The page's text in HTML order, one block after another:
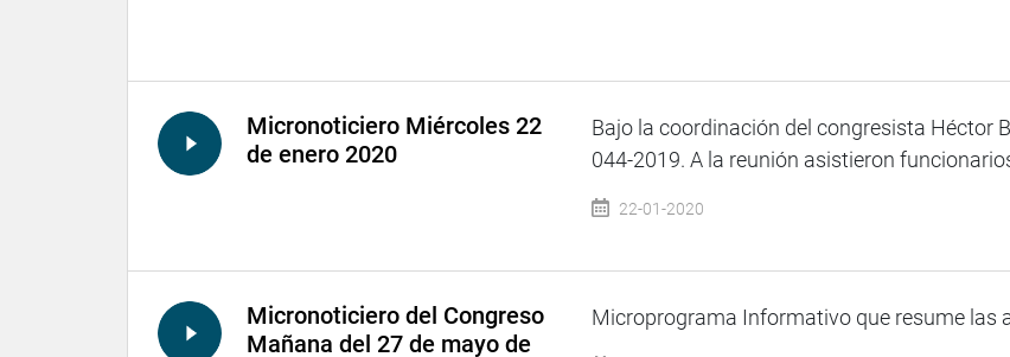
Micronoticiero Miércoles 22
de enero 2020
Bajo la coordinación del congresista Héctor
044-2019. A la reunión asistieron
22-01-2020
Micronoticiero del Congreso
Mañana del 27 de mayo de
Microprograma Informativo que resume las